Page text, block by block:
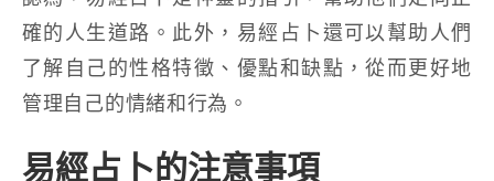
確的人生道路。此外，易經占卜還可以幫助人們
了解自己的性格特徵、優點和缺點，從而更好地
管理自己的情緒和行為。
易經占卜的注意事項